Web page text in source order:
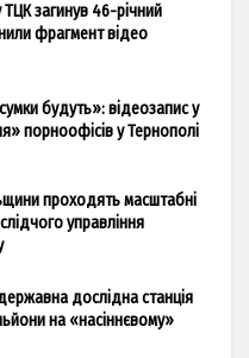
загинув 46-річний
фрагмент відео
будуть»: відеозапис у
порноофісів у Тернополі
проходять масштабні
управління
дослідна станція
на «насіннєвому»